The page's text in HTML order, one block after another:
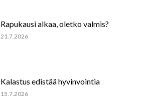
Rapukausi alkaa, oletko valmis?
21.7.2026
Kalastus edistää hyvinvointia
15.7.2026